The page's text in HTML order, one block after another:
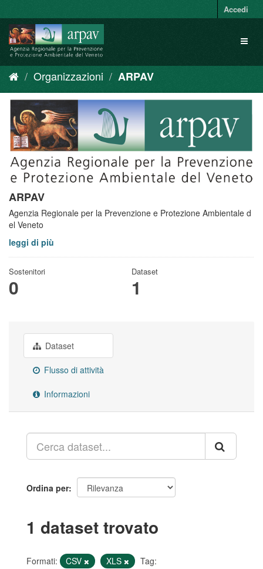
al
contenuto
Accedi
Organizzazioni ARPAV
ARPAV
Agenzia Regionale per la Prevenzione e Protezione Ambientale d
el Veneto
leggi di più
Sostenitori
0
Dataset
1
Dataset
Flusso di attività
Informazioni
Ordina per
1 dataset trovato
Formati: CSV XLS
Tag: